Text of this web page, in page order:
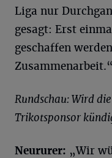
Liga nur
gesagt: Erst
geschaffen
Zusammenarbeit.“
Rundschau: Wird
Trikotsponsor
Neururer: „Wir